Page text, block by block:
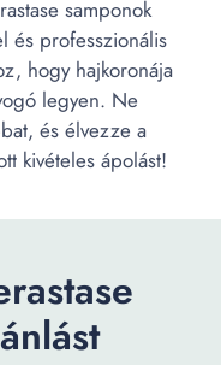
samponok
és professzionális
hogy hajkoronája
legyen. Ne
és élvezze a
kivételes ápolást!